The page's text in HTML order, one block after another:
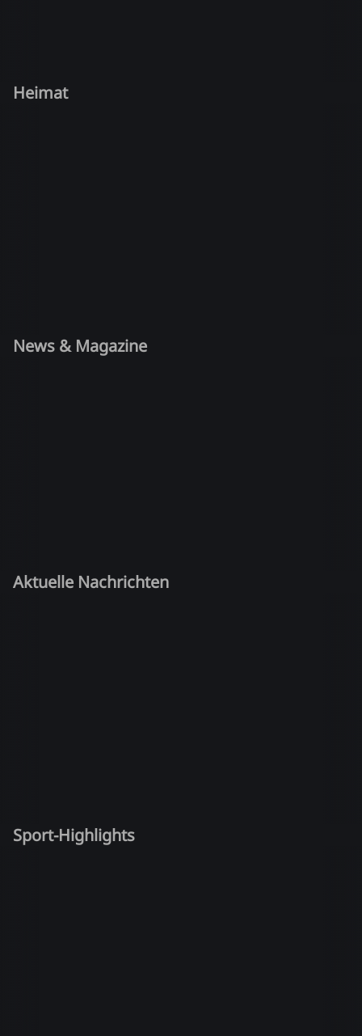
Heimat
News & Magazine
Aktuelle Nachrichten
Sport-Highlights